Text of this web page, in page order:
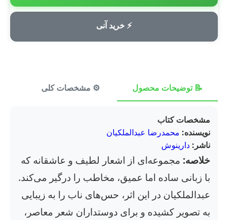
⚡ خرید آنی
💳 پرداخت امن
📝 توضیحات محصول ⚙️ مشخصات کلی
مشخصات کتاب
نویسنده: محمدرضا عبدالملکیان
ناشر: دارینوش
خلاصه: مجموعه‌ای از اشعار لطیف و عاشقانه که
با زبانی ساده اما عمیق، مخاطب را درگیر می‌کند.
عبدالملکیان در این اثر، حس‌های ناب را به زیبایی
به تصویر کشیده و برای دوستداران شعر معاصر،